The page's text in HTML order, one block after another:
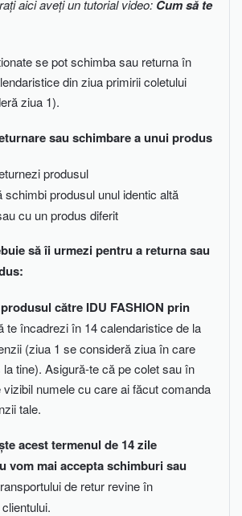
aici aveți un tutorial video: Cum să te
se pot schimba sau returna în
din ziua primirii coletului
ziua 1).
sau schimbare a unui produs
produsul
schimbi produsul unul identic altă
cu un produs diferit
să îi urmezi pentru a returna sau
către IDU FASHION prin
te încadrezi în 14 calendaristice de la
(ziua 1 se consideră ziua în care
tine). Asigură-te că pe colet sau în
numele cu care ai făcut comanda
tale.
acest termenul de 14 zile
vom mai accepta schimburi sau
de retur revine în